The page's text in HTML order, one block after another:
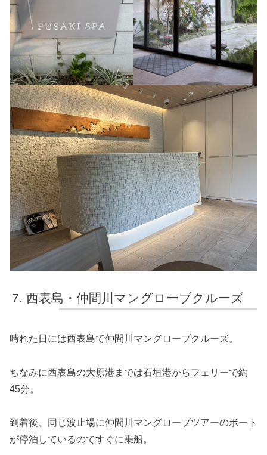
西表島・仲間川マングローブクルーズ
晴れた日には西表島で仲間川マングローブクルーズ。
ちなみに西表島の大原港までは石垣港からフェリーで約
45分。
到着後、同じ波止場に仲間川マングローブツアーのボート
が停泊しているのですぐに乗船。